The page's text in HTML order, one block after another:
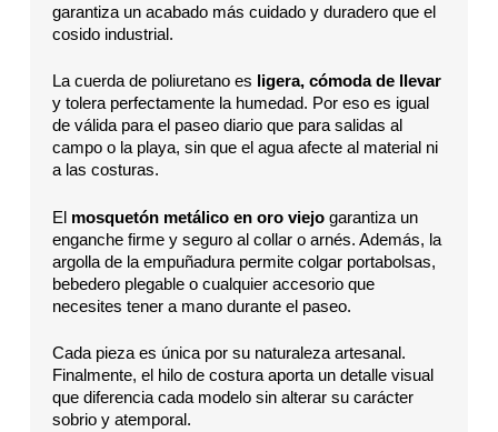
garantiza un acabado más cuidado y duradero que el
cosido industrial.
La cuerda de poliuretano es ligera, cómoda de llevar
y tolera perfectamente la humedad. Por eso es igual
de válida para el paseo diario que para salidas al
campo o la playa, sin que el agua afecte al material ni
a las costuras.
El mosquetón metálico en oro viejogarantiza un
enganche firme y seguro al collar o arnés. Además, la
argolla de la empuñadura permite colgar portabolsas,
bebedero plegable o cualquier accesorio que
necesites tener a mano durante el paseo.
Cada pieza es única por su naturaleza artesanal.
Finalmente, el hilo de costura aporta un detalle visual
que diferencia cada modelo sin alterar su carácter
sobrio y atemporal.